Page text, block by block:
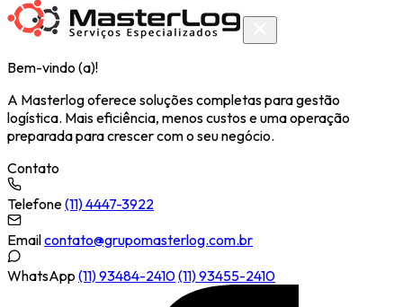
Bem-vindo (a)!
A Masterlog oferece soluções completas para gestão
logística. Mais eficiência, menos custos e uma operação
preparada para crescer com o seu negócio.
Contato
Telefone(11) 4447-3922
Emailcontato@grupomasterlog.com.br
WhatsApp (11) 93484-2410(11) 93455-2410